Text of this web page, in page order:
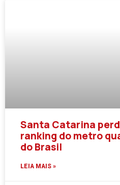
Santa Catarina
ranking do metro
do Brasil
LEIA MAIS »